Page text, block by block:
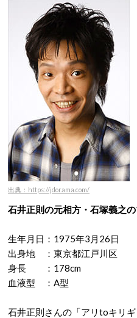
出典：https://jdorama.com/
石井正則の元相方・石塚義之
生年月日：1975年3月26日
出身地 ：東京都江戸川区
身長 ：178cm
血液型 ：A型
石井正則さんの「アリtoキリ